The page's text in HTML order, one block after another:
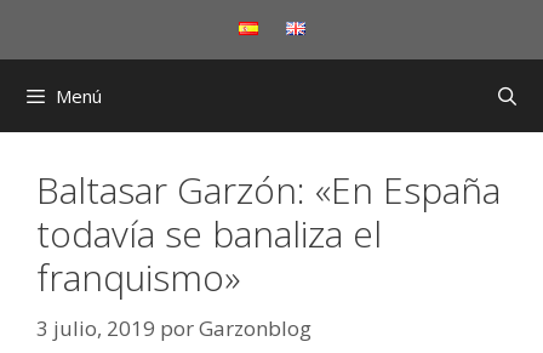
Menú
Baltasar Garzón: «En España
todavía se banaliza el
franquismo»
3 julio, 2019 porGarzonblog